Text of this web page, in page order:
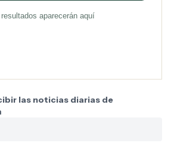
resultados aparecerán aquí
las noticias diarias de